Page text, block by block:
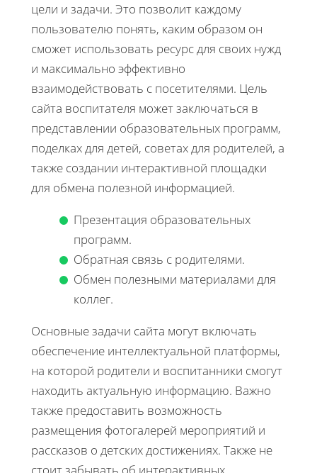
цели и задачи. Это позволит каждому
пользователю понять, каким образом он
сможет использовать ресурс для своих нужд
и максимально эффективно
взаимодействовать с посетителями. Цель
сайта воспитателя может заключаться в
представлении образовательных программ,
поделках для детей, советах для родителей, а
также создании интерактивной площадки
для обмена полезной информацией.
Презентация образовательных
программ.
Обратная связь с родителями.
Обмен полезными материалами для
коллег.
Основные задачи сайта могут включать
обеспечение интеллектуальной платформы,
на которой родители и воспитанники смогут
находить актуальную информацию. Важно
также предоставить возможность
размещения фотогалерей мероприятий и
рассказов о детских достижениях. Также не